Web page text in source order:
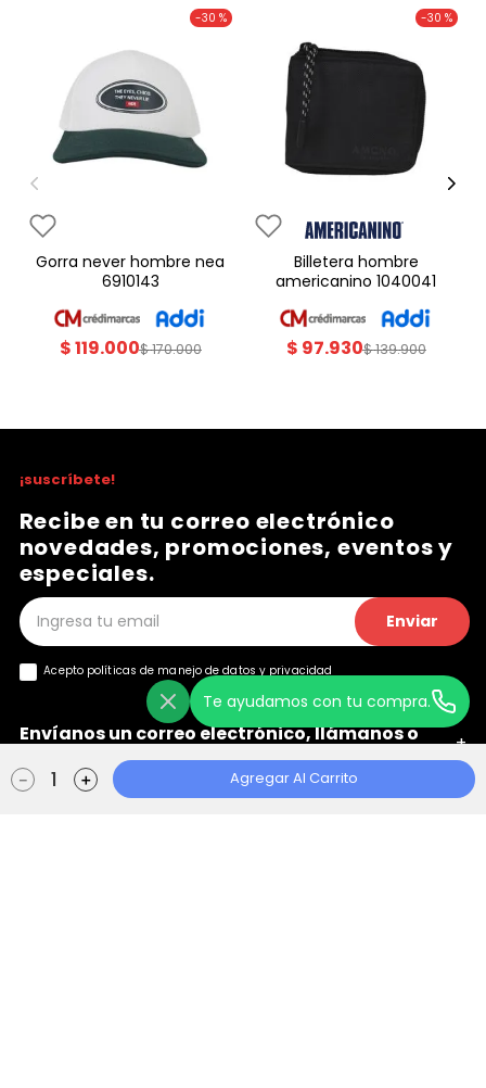
＋
－ Agregar Al Carrito
-30 %
gorra never hombre nea
6910143
$119.000$170.000
-30 %
billetera hombre
americanino 1040041
$ 97.930$139.900
Te ayudamos con tu compra.
¡suscríbete!
Recibe en tu correo electrónico
novedades, promociones, eventos y
especiales.
Enviar
Acepto políticas de manejo dedatos y privacidad
Envíanos un correo electrónico, llámanos o
+
Ayuda